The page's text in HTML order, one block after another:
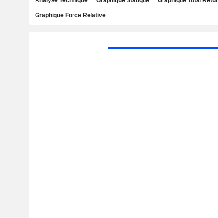
Graphique Force Relative